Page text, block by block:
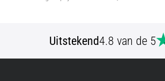
Uitstekend4.8 van de 5